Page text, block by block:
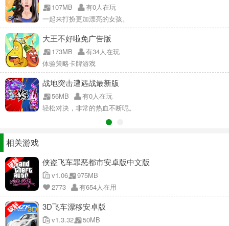
107MB
有0人在玩
一起来打扮更加漂亮的女孩。
大王不好啦免广告版
173MB
有34人在玩
体验策略卡牌游戏
战地突击遭遇战最新版
56MB
有0人在玩
轻松对决，非常的热血不断呢。
相关游戏
破解 侠盗飞车罪恶都市安卓版中文版
v1.06
975MB
2773
有654人在用
破解 3D飞车漂移安卓版
v1.3.32
50MB